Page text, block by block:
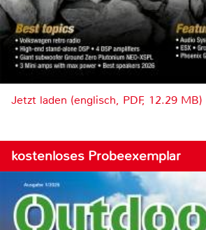
Jetzt laden (englisch, PDF, 12.29 MB)
kostenloses Probeexemplar